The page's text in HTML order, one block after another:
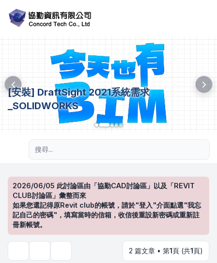
[安裝] DraftSight 2021系統需求
_SOLIDWORKS
2026/06/05 此討論區由「協勤CAD討論區」以及「REVIT
CLUB討論區」彙整而來
如果您還記得原Revit club的帳號，請於"登入"介面點選"我忘
記自己的密碼"，填寫當時的信箱，收信後重設新密碼或重新註
冊新帳號。
2 篇文章 • 第1頁 (共1頁)